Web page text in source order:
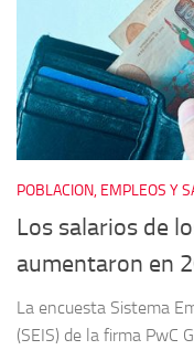
POBLACION, EMPLEOS Y
Los salarios de
aumentaron en
La encuesta Sistema
(SEIS) de la firma PwC